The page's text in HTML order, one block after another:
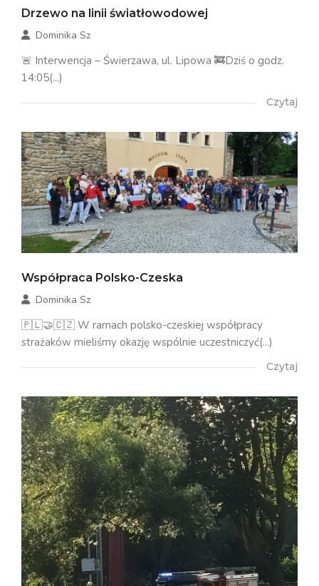
Drzewo na linii światłowodowej
Dominika Sz
🚨 Interwencja – Świerzawa, ul. Lipowa 🚒Dziś o godz.
14:05(...)
Czytaj
Współpraca Polsko-Czeska
Dominika Sz
🇵🇱🤝🇨🇿 W ramach polsko-czeskiej współpracy
strażaków mieliśmy okazję wspólnie uczestniczyć(...)
Czytaj